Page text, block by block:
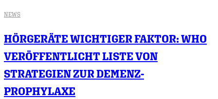
NEWS
HÖRGERÄTE WICHTIGER FAKTOR: WHO
VERÖFFENTLICHT LISTE VON
STRATEGIEN ZUR DEMENZ-
PROPHYLAXE